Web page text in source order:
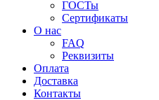
ГОСТы
Сертификаты
О нас
FAQ
Реквизиты
Оплата
Доставка
Контакты